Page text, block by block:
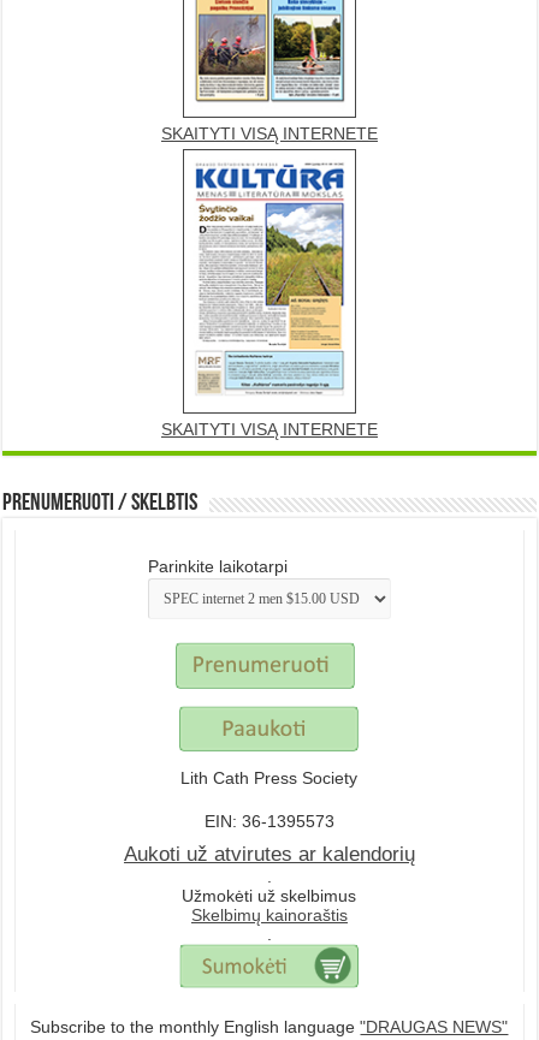
SKAITYTI VISĄ INTERNETE
SKAITYTI VISĄ INTERNETE
Prenumeruoti / Skelbtis
Parinkite laikotarpi
Lith Cath Press Society
EIN: 36-1395573
Aukoti už atvirutes ar kalendorių
.
Užmokėti už skelbimus
Skelbimų kainoraštis
.
Subscribe to the monthly English language"DRAUGAS NEWS"